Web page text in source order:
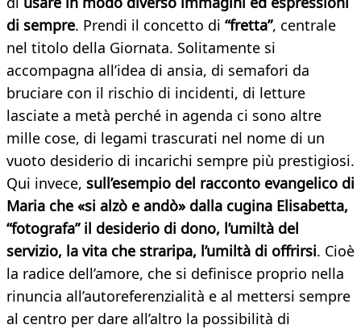
di sempre. Prendi il concetto di “fretta”, centrale
nel titolo della Giornata. Solitamente si
accompagna all’idea di ansia, di semafori da
bruciare con il rischio di incidenti, di letture
lasciate a metà perché in agenda ci sono altre
mille cose, di legami trascurati nel nome di un
vuoto desiderio di incarichi sempre più prestigiosi.
Qui invece, sull’esempio del racconto evangelico di
Maria che «si alzò e andò» dalla cugina Elisabetta,
“fotografa” il desiderio di dono, l’umiltà del
servizio, la vita che straripa, l’umiltà di offrirsi. Cioè
la radice dell’amore, che si definisce proprio nella
rinuncia all’autoreferenzialità e al mettersi sempre
al centro per dare all’altro la possibilità di